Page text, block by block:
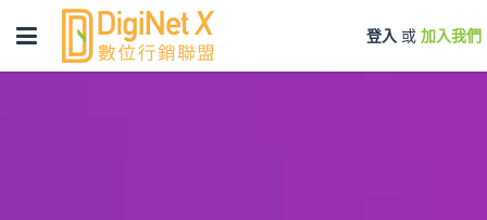
Toggle
navigation
登入 或 加入我們